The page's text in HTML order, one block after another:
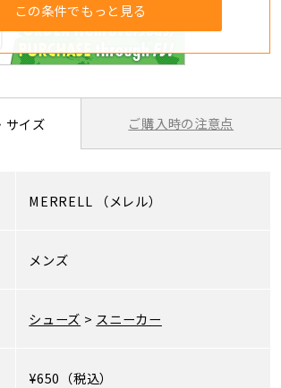
この条件でもっと見る
サイズ ご購入時の注意点
MERRELL （メレル）
メンズ
シューズ > スニーカー
¥650（税込）